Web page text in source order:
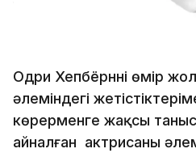
Одри Хепбёрннің өмір
әлеміндегі
көрерменге жақсы
айналған актрисаның